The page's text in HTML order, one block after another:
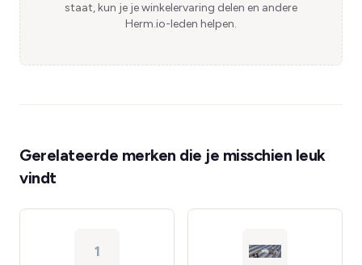
staat, kun je je winkelervaring delen en andere
Herm.io-leden helpen.
Gerelateerde merken die je misschien leuk
vindt
1